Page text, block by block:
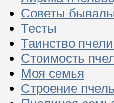
Советы
Тесты
Таинство
Стоимость
Моя семья
Строение